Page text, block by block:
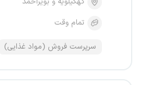
تمام وقت
سرپرست فروش (مواد غذایی)